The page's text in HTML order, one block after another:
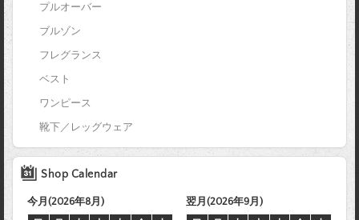
プルオーバー
ブルゾン
フレグランス
ベスト
ワンピース
靴下／レッグウェア
Shop Calendar
今月(2026年8月)
翌月(2026年9月)